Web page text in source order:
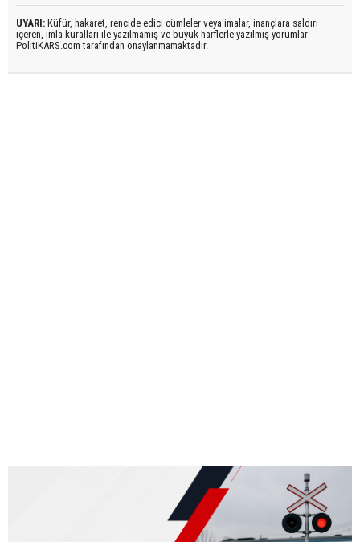
UYARI: Küfür, hakaret, rencide edici cümleler veya imalar, inançlara saldırı
içeren, imla kuralları ile yazılmamış ve büyük harflerle yazılmış yorumlar
PolitiKARS.com tarafından onaylanmamaktadır.